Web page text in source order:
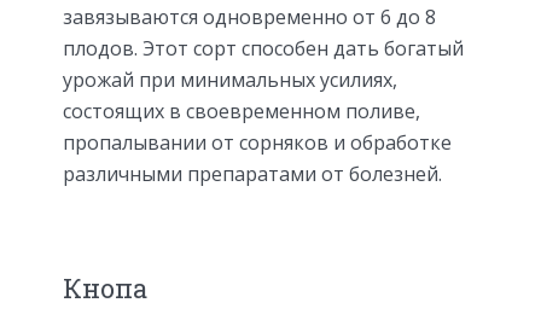
завязываются одновременно от 6 до 8
плодов. Этот сорт способен дать богатый
урожай при минимальных усилиях,
состоящих в своевременном поливе,
пропалывании от сорняков и обработке
различными препаратами от болезней.
Кнопа